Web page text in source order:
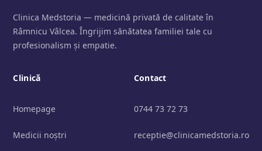
Clinica Medstoria — medicină privată de calitate în
Râmnicu Vâlcea. Îngrijim sănătatea familiei tale cu
profesionalism și empatie.
Clinică
Homepage
Medicii noștri
Contact
0744 73 72 73
receptie@clinicamedstoria.ro